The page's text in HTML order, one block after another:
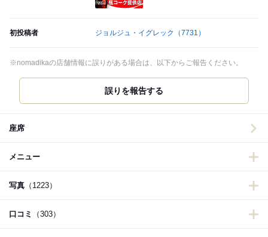
初投稿者 ジョルジュ・イグレック （7731）
※nomadikaの店舗情報に誤りがある場合は、以下からご報告ください。
誤りを報告する
座席
メニュー
写真 （1223）
口コミ （303）